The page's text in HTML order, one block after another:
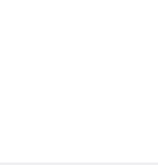
運費$50】、面交/自取/不寄送【